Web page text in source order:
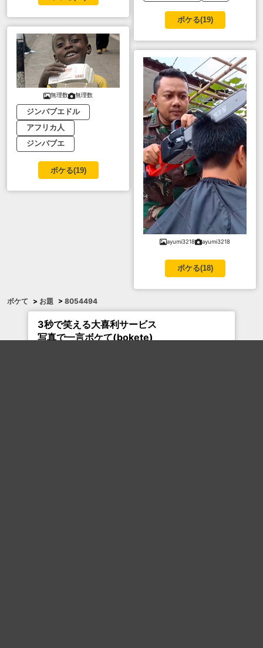
無理数 無理数
ジンバブエドル
アフリカ人
ジンバブエ
ボケる(19)
ボケる(19)
ayumi3218 ayumi3218
ボケる(18)
ボケて > お題 > 8054494
3秒で笑える大喜利サービス
写真で一言ボケて(bokete)